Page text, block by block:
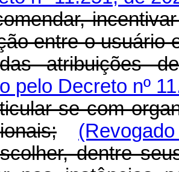
entre o usuário
atribuições
pelo Decreto nº
se com
dentre